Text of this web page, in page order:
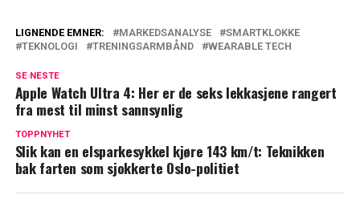
LIGNENDE EMNER: MARKEDSANALYSE
SMARTKLOKKE
TEKNOLOGI
TRENINGSARMBÅND WEARABLE TECH
SE NESTE
Apple Watch Ultra 4: Her er de seks lekkasjene rangert
fra mest til minst sannsynlig
TOPPNYHET
Slik kan en elsparkesykkel kjøre 143 km/t: Teknikken
bak farten som sjokkerte Oslo-politiet